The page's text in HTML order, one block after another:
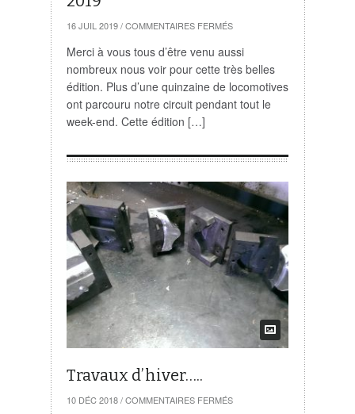
16 JUIL 2019 / COMMENTAIRES FERMÉSSUR
DES
PORTES
OUVERTES
Merci à vous tous d’être venu aussi
nombreux nous voir pour cette très belles
édition. Plus d’une quinzaine de locomotives
ont parcouru notre circuit pendant tout le
week-end. Cette édition […]
Travaux d’hiver…..
10 DÉC 2018 / COMMENTAIRES FERMÉSSUR